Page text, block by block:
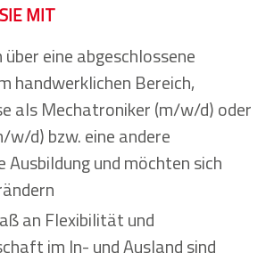
MIT
eine abgeschlossene
handwerklichen Bereich,
als Mechatroniker (m/w/d) oder
w/d) bzw. eine andere
Ausbildung und möchten sich
an Flexibilität und
im In- und Ausland sind